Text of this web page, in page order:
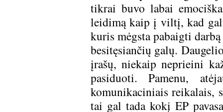
tikrai buvo labai
leidimą kaip į viltį, kad
kuris mėgsta pabaigti
besitęsiančių galų.
įrašų, niekaip neprieini
pasiduoti. Pamenu,
komunikaciniais reikalais,
tai gal tada kokį EP